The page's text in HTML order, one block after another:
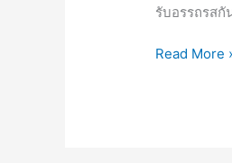
รับอรรถรสกั
PES
Read More